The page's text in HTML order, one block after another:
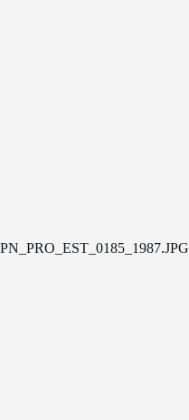
PN_PRO_EST_0185_1987.JPG